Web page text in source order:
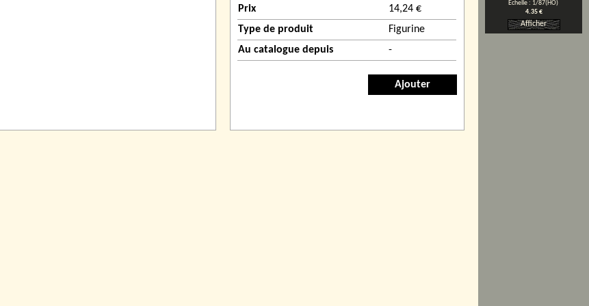
Prix
14,24 €
Type de produit
Figurine
Au catalogue depuis
-
Ajouter
Echelle : 1/87(HO)
4.35 €
Afficher